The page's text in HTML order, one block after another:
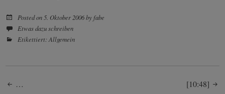
Posted on 5. Oktober 2006by fabe
Etwas dazu schreiben
Etikettiert:Allgemein
Post
… [10:48]